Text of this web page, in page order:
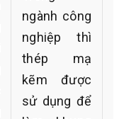
ngành công
nghiệp thì
thép mạ
kẽm được
sử dụng để